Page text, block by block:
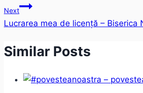
Next
Lucrarea mea de licență – Biserica
Similar Posts